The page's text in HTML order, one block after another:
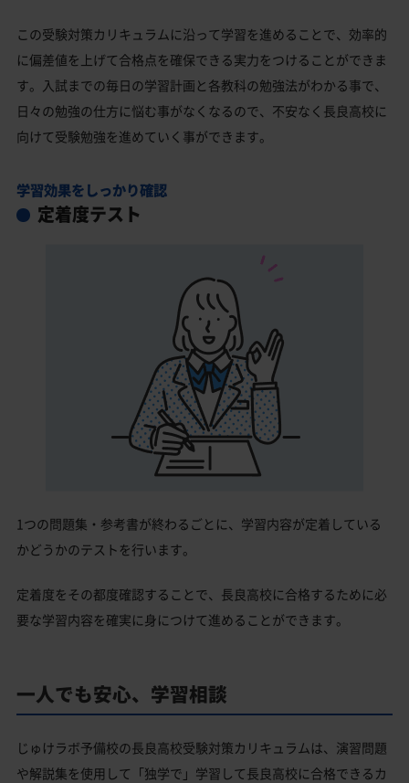
この受験対策カリキュラムに沿って学習を進めることで、効率的
に偏差値を上げて合格点を確保できる実力をつけることができま
す。入試までの毎日の学習計画と各教科の勉強法がわかる事で、
日々の勉強の仕方に悩む事がなくなるので、不安なく長良高校に
向けて受験勉強を進めていく事ができます。
学習効果をしっかり確認
定着度テスト
1つの問題集・参考書が終わるごとに、学習内容が定着している
かどうかのテストを行います。
定着度をその都度確認することで、長良高校に合格するために必
要な学習内容を確実に身につけて進めることができます。
一人でも安心、学習相談
じゅけラボ予備校の長良高校受験対策カリキュラムは、演習問題
や解説集を使用して「独学で」学習して長良高校に合格できるカ